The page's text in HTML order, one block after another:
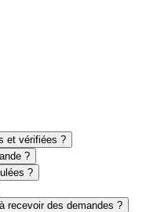
et vérifiées ?
?
?
recevoir des demandes ?